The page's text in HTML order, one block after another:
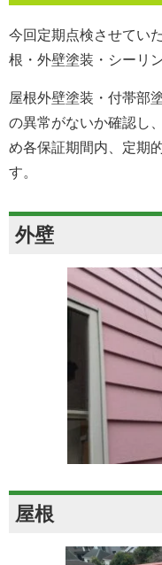
今回定期点検させてい
根・外壁塗装・シーリ
屋根外壁塗装・付帯部
の異常がないか確認し
め各保証期間内、定期
す。
外壁
屋根